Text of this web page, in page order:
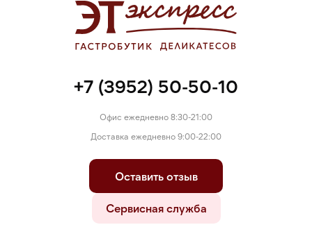
+7 (3952) 50-50-10
Офис ежедневно 8:30-21:00
Доставка ежедневно 9:00-22:00
Оставить отзыв
Сервисная служба